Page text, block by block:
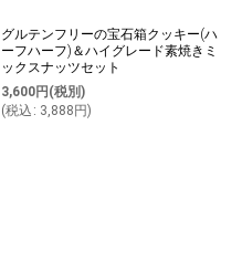
グルテンフリーの宝石箱クッキー(ハ
ーフハーフ)＆ハイグレード素焼きミ
ックスナッツセット
3,600円 (税別)
(税込 : 3,888 円)